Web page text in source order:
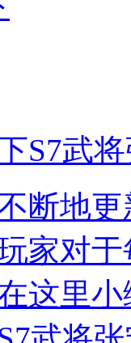
S7武
断地
家对
这里